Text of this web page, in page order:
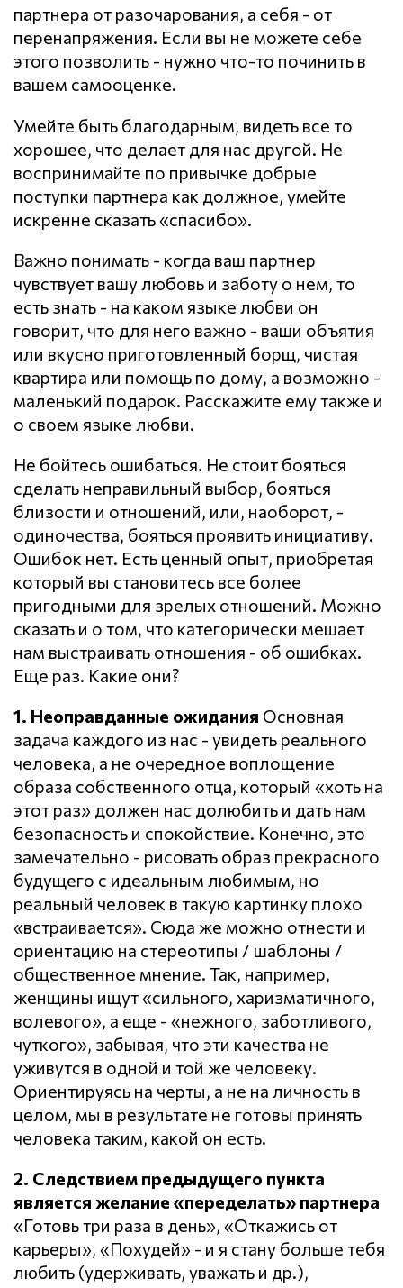
партнера от разочарования, а себя - от
перенапряжения. Если вы не можете себе
этого позволить - нужно что-то починить в
вашем самооценке.
Умейте быть благодарным, видеть все то
хорошее, что делает для нас другой. Не
воспринимайте по привычке добрые
поступки партнера как должное, умейте
искренне сказать «спасибо».
Важно понимать - когда ваш партнер
чувствует вашу любовь и заботу о нем, то
есть знать - на каком языке любви он
говорит, что для него важно - ваши объятия
или вкусно приготовленный борщ, чистая
квартира или помощь по дому, а возможно -
маленький подарок. Расскажите ему также и
о своем языке любви.
Не бойтесь ошибаться. Не стоит бояться
сделать неправильный выбор, бояться
близости и отношений, или, наоборот, -
одиночества, бояться проявить инициативу.
Ошибок нет. Есть ценный опыт, приобретая
который вы становитесь все более
пригодными для зрелых отношений. Можно
сказать и о том, что категорически мешает
нам выстраивать отношения - об ошибках.
Еще раз. Какие они?
1. Неоправданные ожидания Основная
задача каждого из нас - увидеть реального
человека, а не очередное воплощение
образа собственного отца, который «хоть на
этот раз» должен нас долюбить и дать нам
безопасность и спокойствие. Конечно, это
замечательно - рисовать образ прекрасного
будущего с идеальным любимым, но
реальный человек в такую картинку плохо
«встраивается». Сюда же можно отнести и
ориентацию на стереотипы / шаблоны /
общественное мнение. Так, например,
женщины ищут «сильного, харизматичного,
волевого», а еще - «нежного, заботливого,
чуткого», забывая, что эти качества не
уживутся в одной и той же человеку.
Ориентируясь на черты, а не на личность в
целом, мы в результате не готовы принять
человека таким, какой он есть.
2. Следствием предыдущего пункта
является желание «переделать» партнера
«Готовь три раза в день», «Откажись от
карьеры», «Похудей» - и я стану больше тебя
любить (удерживать, уважать и др.),